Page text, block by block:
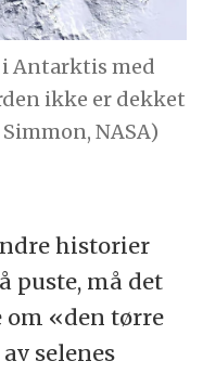
i Antarktis med
ikke er dekket
NASA)
historier
puste, må det
«den tørre
selenes